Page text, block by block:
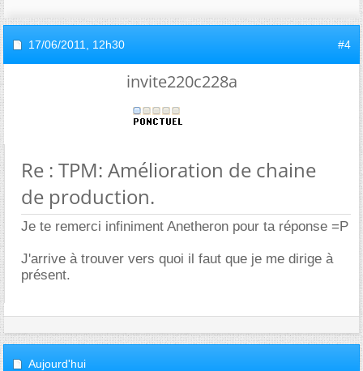
17/06/2011, 12h30 #4
invite220c228a
Re : TPM: Amélioration de chaine
de production.
Je te remerci infiniment Anetheron pour ta réponse =P
J'arrive à trouver vers quoi il faut que je me dirige à
présent.
Aujourd'hui